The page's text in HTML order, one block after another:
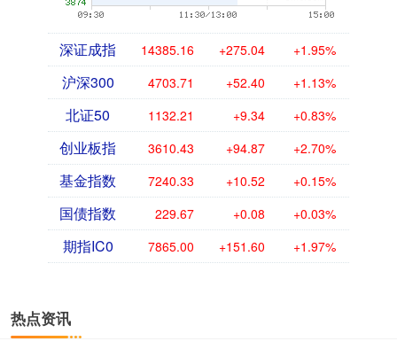
深证成指 14385.16 +275.04 +1.95%
沪深300 4703.71 +52.40 +1.13%
北证50 1132.21 +9.34 +0.83%
创业板指 3610.43 +94.87 +2.70%
基金指数 7240.33 +10.52 +0.15%
国债指数 229.67 +0.08 +0.03%
期指IC0 7865.00 +151.60 +1.97%
热点资讯